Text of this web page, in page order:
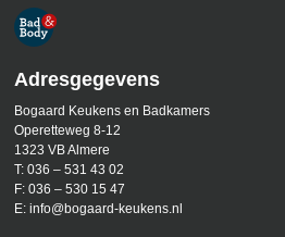
Adresgegevens
Bogaard Keukens en Badkamers
Operetteweg 8-12
1323 VB Almere
T:036 – 531 43 02
F:036 – 530 15 47
E:info@bogaard-keukens.nl